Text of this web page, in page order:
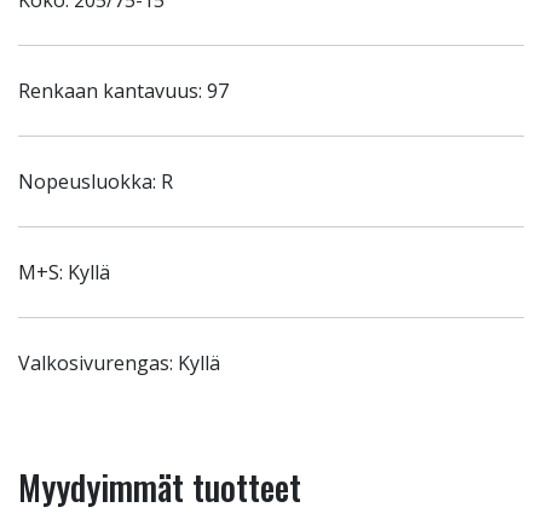
Renkaan kantavuus: 97
Nopeusluokka: R
M+S: Kyllä
Valkosivurengas: Kyllä
Myydyimmät tuotteet